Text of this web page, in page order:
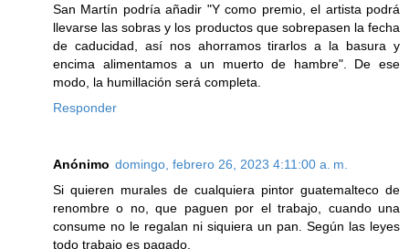
San Martín podría añadir "Y como premio, el artista podrá
llevarse las sobras y los productos que sobrepasen la fecha
de caducidad, así nos ahorramos tirarlos a la basura y
encima alimentamos a un muerto de hambre". De ese
modo, la humillación será completa.
Responder
Anónimo domingo, febrero 26, 2023 4:11:00 a. m.
Si quieren murales de cualquiera pintor guatemalteco de
renombre o no, que paguen por el trabajo, cuando una
consume no le regalan ni siquiera un pan. Según las leyes
todo trabajo es pagado.